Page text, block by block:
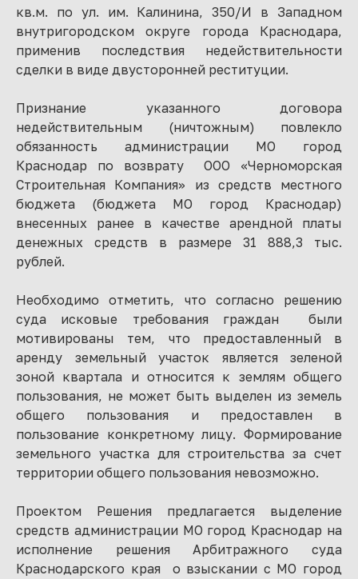
кв.м. по ул. им. Калинина, 350/И в Западном
внутригородском округе города Краснодара,
применив последствия недействительности
сделки в виде двусторонней реституции.
Признание указанного договора
недействительным (ничтожным) повлекло
обязанность администрации МО город
Краснодар по возврату ООО «Черноморская
Строительная Компания» из средств местного
бюджета (бюджета МО город Краснодар)
внесенных ранее в качестве арендной платы
денежных средств в размере 31 888,3 тыс.
рублей.
Необходимо отметить, что согласно решению
суда исковые требования граждан были
мотивированы тем, что предоставленный в
аренду земельный участок является зеленой
зоной квартала и относится к землям общего
пользования, не может быть выделен из земель
общего пользования и предоставлен в
пользование конкретному лицу. Формирование
земельного участка для строительства за счет
территории общего пользования невозможно.
Проектом Решения предлагается выделение
средств администрации МО город Краснодар на
исполнение решения Арбитражного суда
Краснодарского края о взыскании с МО город